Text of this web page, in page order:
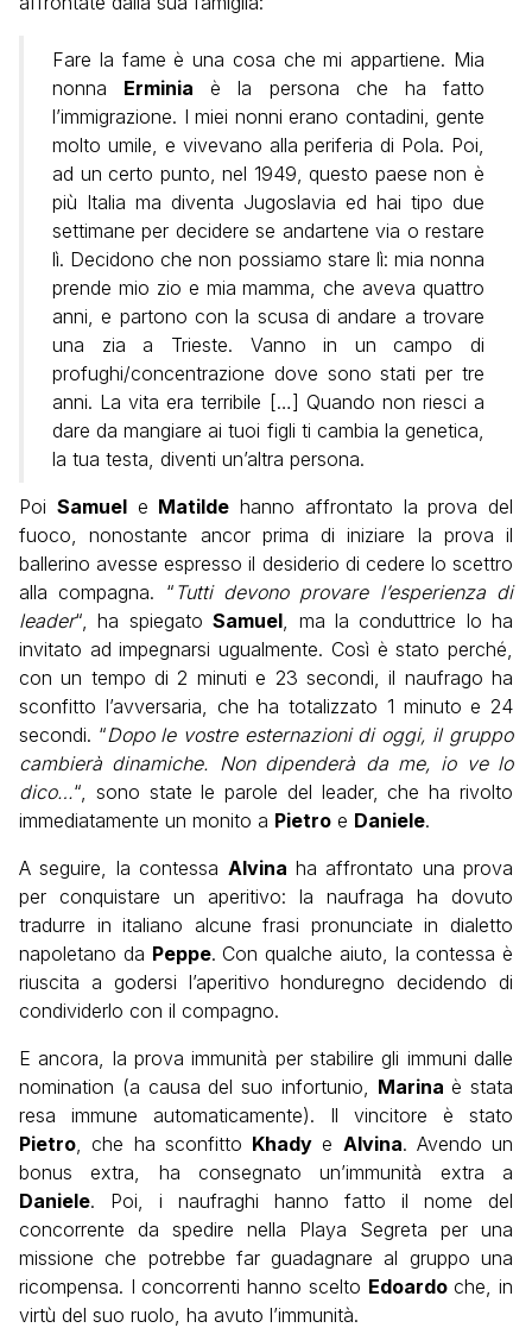
Fare la fame è una cosa che mi appartiene. Mia
nonna Erminia è la persona che ha fatto
l’immigrazione. I miei nonni erano contadini, gente
molto umile, e vivevano alla periferia di Pola. Poi,
ad un certo punto, nel 1949, questo paese non è
più Italia ma diventa Jugoslavia ed hai tipo due
settimane per decidere se andartene via o restare
lì. Decidono che non possiamo stare lì: mia nonna
prende mio zio e mia mamma, che aveva quattro
anni, e partono con la scusa di andare a trovare
una zia a Trieste. Vanno in un campo di
profughi/concentrazione dove sono stati per tre
anni. La vita era terribile […] Quando non riesci a
dare da mangiare ai tuoi figli ti cambia la genetica,
la tua testa, diventi un’altra persona.
Poi Samuele Matilde hanno affrontato la prova del
fuoco, nonostante ancor prima di iniziare la prova il
ballerino avesse espresso il desiderio di cedere lo scettro
alla compagna. “ Tutti devono provare l’esperienza di
leader“, ha spiegatoSamuel , ma la conduttrice lo ha
invitato ad impegnarsi ugualmente. Così è stato perché,
con un tempo di 2 minuti e 23 secondi, il naufrago ha
sconfitto l’avversaria, che ha totalizzato 1 minuto e 24
secondi. “Dopo le vostre esternazioni di oggi, il gruppo
cambierà dinamiche. Non dipenderà da me, io ve lo
dico…“, sono state le parole del leader, che ha rivolto
immediatamente un monito a Pietro e Daniele.
A seguire, la contessa Alvina ha affrontato una prova
per conquistare un aperitivo: la naufraga ha dovuto
tradurre in italiano alcune frasi pronunciate in dialetto
napoletano da Peppe. Con qualche aiuto, la contessa è
riuscita a godersi l’aperitivo honduregno decidendo di
condividerlo con il compagno.
E ancora, la prova immunità per stabilire gli immuni dalle
nomination (a causa del suo infortunio, Marina è stata
resa immune automaticamente). Il vincitore è stato
Pietro , che ha sconfitto Khady e Alvina. Avendo un
bonus extra, ha consegnato un’immunità extra a
Daniele. Poi, i naufraghi hanno fatto il nome del
concorrente da spedire nella Playa Segreta per una
missione che potrebbe far guadagnare al gruppo una
ricompensa. I concorrenti hanno scelto Edoardoche, in
virtù del suo ruolo, ha avuto l’immunità.